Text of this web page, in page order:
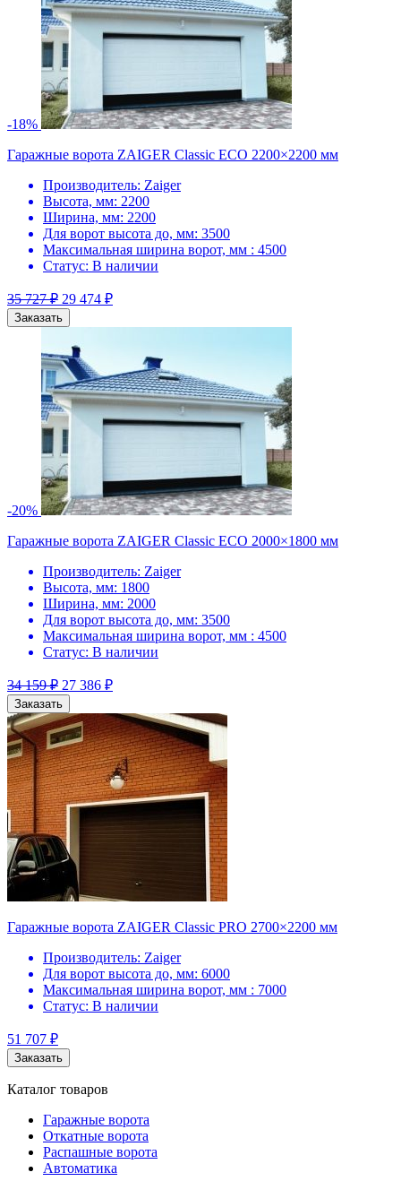
-18%
Гаражные ворота ZAIGER Classic ECO 2200×2200 мм
Производитель: Zaiger
Высота, мм: 2200
Ширина, мм: 2200
Для ворот высота до, мм: 3500
Максимальная ширина ворот, мм : 4500
Статус: В наличии
35 727₽ 29 474 ₽
Заказать
-20%
Гаражные ворота ZAIGER Classic ECO 2000×1800 мм
Производитель: Zaiger
Высота, мм: 1800
Ширина, мм: 2000
Для ворот высота до, мм: 3500
Максимальная ширина ворот, мм : 4500
Статус: В наличии
34 159₽ 27 386 ₽
Заказать
Гаражные ворота ZAIGER Classic PRO 2700×2200 мм
Производитель: Zaiger
Для ворот высота до, мм: 6000
Максимальная ширина ворот, мм : 7000
Статус: В наличии
51 707 ₽
Заказать
Каталог товаров
Гаражные ворота
Откатные ворота
Распашные ворота
Автоматика